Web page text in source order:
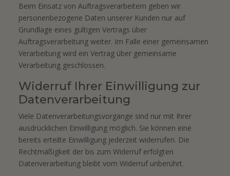
Beim Einsatz von Auftragsverarbeitern geben wir
personenbezogene Daten unserer Kunden nur auf
Grundlage eines gültigen Vertrags über
Auftragsverarbeitung weiter. Im Falle einer gemeinsamen
Verarbeitung wird ein Vertrag über gemeinsame
Verarbeitung geschlossen.
Widerruf Ihrer Einwilligung zur
Datenverarbeitung
Viele Datenverarbeitungsvorgänge sind nur mit Ihrer
ausdrücklichen Einwilligung möglich. Sie können eine
bereits erteilte Einwilligung jederzeit widerrufen. Die
Rechtmäßigkeit der bis zum Widerruf erfolgten
Datenverarbeitung bleibt vom Widerruf unberührt.